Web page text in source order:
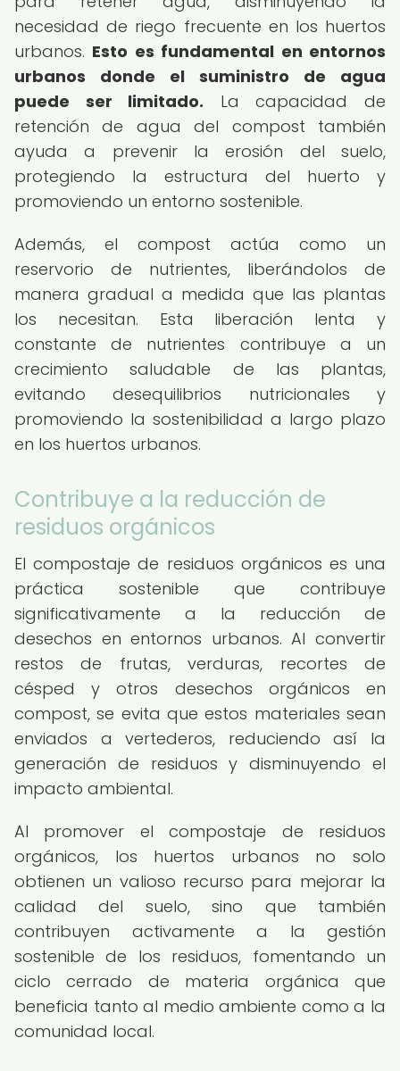
necesidad de riego frecuente en los huertos
urbanos. Esto es fundamental en entornos
urbanos donde el suministro de agua
puede ser limitado. La capacidad de
retención de agua del compost también
ayuda a prevenir la erosión del suelo,
protegiendo la estructura del huerto y
promoviendo un entorno sostenible.
Además, el compost actúa como un
reservorio de nutrientes, liberándolos de
manera gradual a medida que las plantas
los necesitan. Esta liberación lenta y
constante de nutrientes contribuye a un
crecimiento saludable de las plantas,
evitando desequilibrios nutricionales y
promoviendo la sostenibilidad a largo plazo
en los huertos urbanos.
Contribuye a la reducción de
residuos orgánicos
El compostaje de residuos orgánicos es una
práctica sostenible que contribuye
significativamente a la reducción de
desechos en entornos urbanos. Al convertir
restos de frutas, verduras, recortes de
césped y otros desechos orgánicos en
compost, se evita que estos materiales sean
enviados a vertederos, reduciendo así la
generación de residuos y disminuyendo el
impacto ambiental.
Al promover el compostaje de residuos
orgánicos, los huertos urbanos no solo
obtienen un valioso recurso para mejorar la
calidad del suelo, sino que también
contribuyen activamente a la gestión
sostenible de los residuos, fomentando un
ciclo cerrado de materia orgánica que
beneficia tanto al medio ambiente como a la
comunidad local.